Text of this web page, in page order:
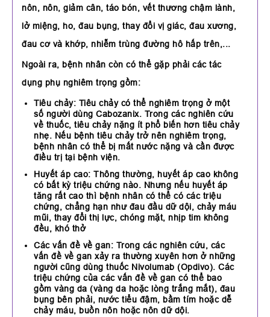
nôn, nôn, giảm cân, táo bón, vết thương chậm lành,
lở miệng, ho, đau bụng, thay đổi vị giác, đau xương,
đau cơ và khớp, nhiễm trùng đường hô hấp trên,...
Ngoài ra, bệnh nhân còn có thể gặp phải các tác
dụng phụ nghiêm trọng gồm:
Tiêu chảy: Tiêu chảy có thể nghiêm trọng ở một
số người dùng Cabozanix. Trong các nghiên cứu
về thuốc, tiêu chảy nặng ít phổ biến hơn tiêu chảy
nhẹ. Nếu bệnh tiêu chảy trở nên nghiêm trọng,
bệnh nhân có thể bị mất nước nặng và cần được
điều trị tại bệnh viện.
Huyết áp cao: Thông thường, huyết áp cao không
có bất kỳ triệu chứng nào. Nhưng nếu huyết áp
tăng rất cao thì bệnh nhân có thể có các triệu
chứng, chẳng hạn như đau đầu dữ dội, chảy máu
mũi, thay đổi thị lực, chóng mặt, nhịp tim không
đều, khó thở
Các vấn đề về gan: Trong các nghiên cứu, các
vấn đề về gan xảy ra thường xuyên hơn ở những
người cũng dùng thuốc Nivolumab (Opdivo). Các
triệu chứng của các vấn đề về gan có thể bao
gồm vàng da (vàng da hoặc lòng trắng mắt), đau
bụng bên phải, nước tiểu đậm, bầm tím hoặc dễ
chảy máu, buồn nôn hoặc nôn dữ dội.